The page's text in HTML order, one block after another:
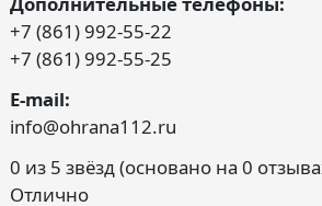
+7 (861) 992-55-22
+7 (861) 992-55-25
E-mail:
info@ohrana112.ru
0 из 5 звёзд (основано на 0
Отлично